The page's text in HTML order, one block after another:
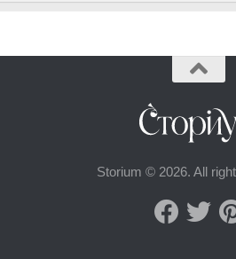
Storium © 2026. All